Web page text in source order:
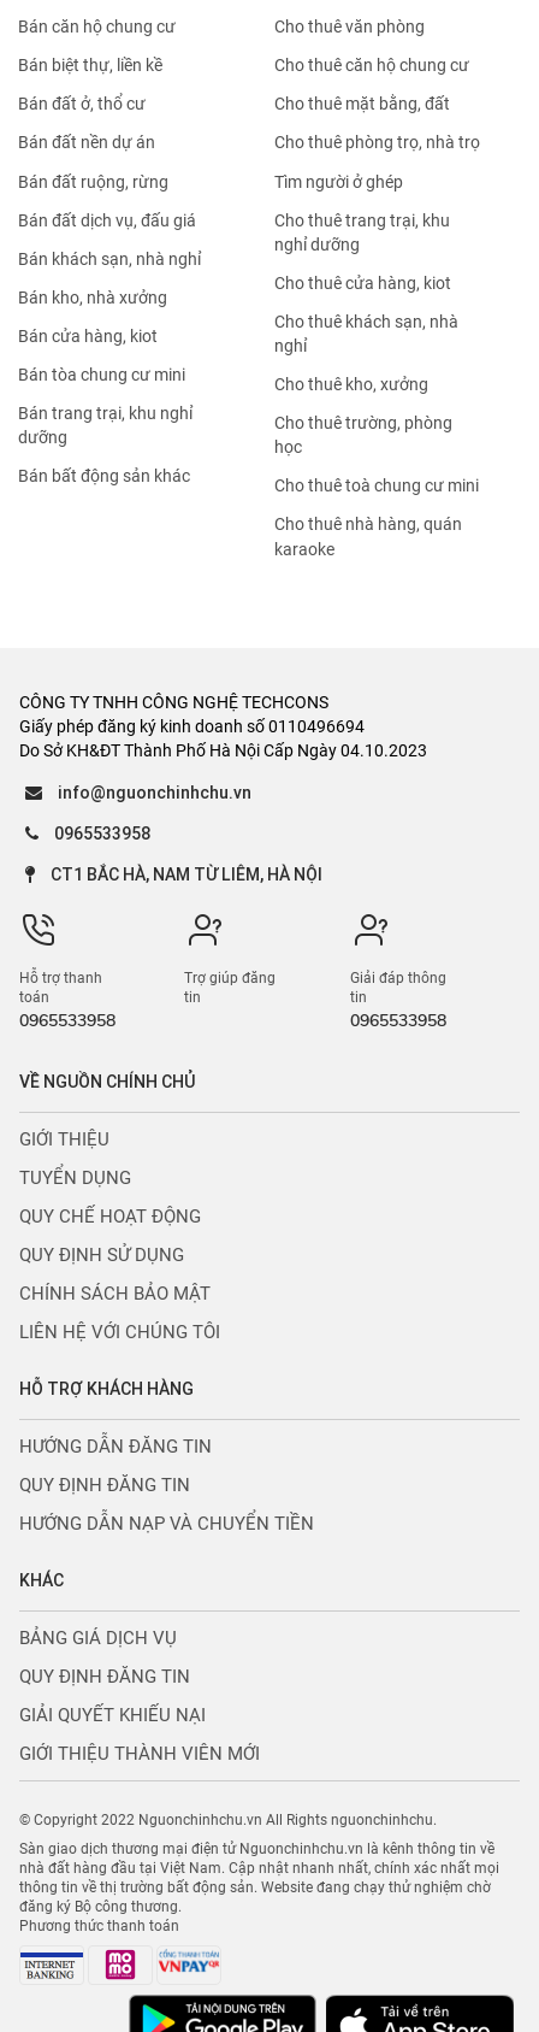
Bán căn hộ chung cư
Bán biệt thự, liền kề
Bán đất ở, thổ cư
Bán đất nền dự án
Bán đất ruộng, rừng
Bán đất dịch vụ, đấu giá
Bán khách sạn, nhà nghỉ
Bán kho, nhà xưởng
Bán cửa hàng, kiot
Bán tòa chung cư mini
Bán trang trại, khu nghỉ
dưỡng
Bán bất động sản khác
Cho thuê văn phòng
Cho thuê căn hộ chung cư
Cho thuê mặt bằng, đất
Cho thuê phòng trọ, nhà trọ
Tìm người ở ghép
Cho thuê trang trại, khu
nghỉ dưỡng
Cho thuê cửa hàng, kiot
Cho thuê khách sạn, nhà
nghỉ
Cho thuê kho, xưởng
Cho thuê trường, phòng
học
Cho thuê toà chung cư mini
Cho thuê nhà hàng, quán
karaoke
CÔNG TY TNHH CÔNG NGHỆ TECHCONS
Giấy phép đăng ký kinh doanh số 0110496694
Do Sở KH&ĐT Thành Phố Hà Nội Cấp Ngày 04.10.2023
info@nguonchinhchu.vn
0965533958
CT1 BẮC HÀ, NAM TỪ LIÊM, HÀ NỘI
Hỗ trợ thanh
toán
0965533958
Trợ giúp đăng
tin
Giải đáp thông
tin
0965533958
VỀ NGUỒN CHÍNH CHỦ
GIỚI THIỆU
TUYỂN DỤNG
QUY CHẾ HOẠT ĐỘNG
QUY ĐỊNH SỬ DỤNG
CHÍNH SÁCH BẢO MẬT
LIÊN HỆ VỚI CHÚNG TÔI
HỖ TRỢ KHÁCH HÀNG
HƯỚNG DẪN ĐĂNG TIN
QUY ĐỊNH ĐĂNG TIN
HƯỚNG DẪN NẠP VÀ CHUYỂN TIỀN
KHÁC
BẢNG GIÁ DỊCH VỤ
QUY ĐỊNH ĐĂNG TIN
GIẢI QUYẾT KHIẾU NẠI
GIỚI THIỆU THÀNH VIÊN MỚI
© Copyright 2022 Nguonchinhchu.vn All Rights nguonchinhchu.
Sàn giao dịch thương mại điện tử Nguonchinhchu.vn là kênh thông tin về
nhà đất hàng đầu tại Việt Nam. Cập nhật nhanh nhất, chính xác nhất mọi
thông tin về thị trường bất động sản. Website đang chạy thử nghiệm chờ
đăng ký Bộ công thương.
Phương thức thanh toán